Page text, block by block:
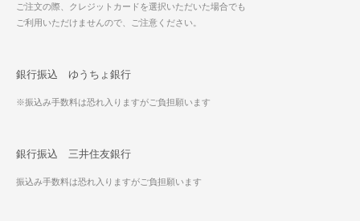
ご注文の際、クレジットカードを選択いただいた場合でも
ご利用いただけませんので、ご注意ください。
銀行振込 ゆうちょ銀行
※振込み手数料は恐れ入りますがご負担願います
銀行振込 三井住友銀行
振込み手数料は恐れ入りますがご負担願います